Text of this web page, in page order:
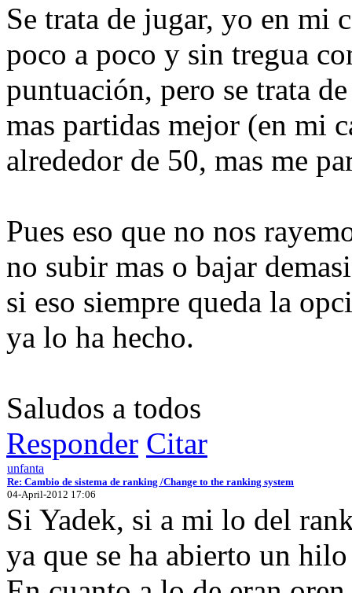
Se trata de jugar, yo en mi
poco a poco y sin tregua
puntuación, pero se trata
mas partidas mejor (en mi
alrededor de 50, mas me
Pues eso que no nos
no subir mas o bajar
si eso siempre queda la
ya lo ha hecho.
Saludos a todos
Responder Citar
unfanta
Re: Cambio de sistema de ranking /Change to the ranking system
04-April-2012 17:06
Si Yadek, si a mi lo del
ya que se ha abierto un